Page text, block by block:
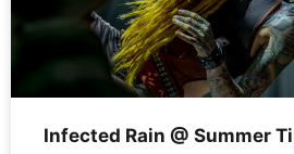
Infected Rain @ Summer